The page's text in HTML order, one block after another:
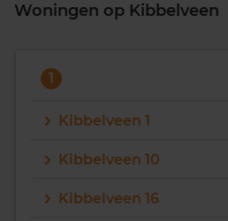
Woningen op Kibbelveen
1
Kibbelveen 1
Kibbelveen 10
Kibbelveen 16